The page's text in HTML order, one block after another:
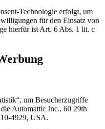
Technologie erfolgt, um
für den Einsatz von
hierfür ist Art. 6 Abs. 1 lit. c
um Besucherzugriffe
Automattic Inc., 60 29th
4929, USA.